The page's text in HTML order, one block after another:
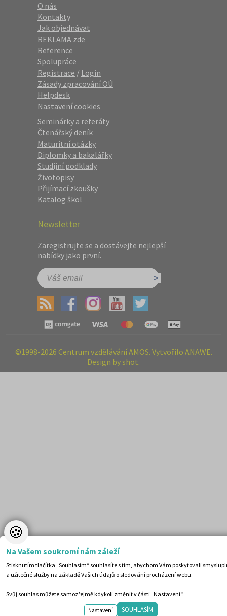
Cena: 219 Kč(běžná cena 229 Kč)
OBJEDNAT
CHCI SE ZEPTAT
O nás
Kontakty
Jak objednávat
REKLAMA zde
Reference
Spolupráce
Registrace / Login
Zásady zpracování OÚ
Helpdesk
Nastavení cookies
Seminárky a referáty
Čtenářský deník
Maturitní otázky
Diplomky a bakalářky
Studijní podklady
Životopisy
Přijímací zkoušky
Katalog škol
Newsletter
Zaregistrujte se a dostávejte nejlepší
nabídky jako první.
©1998-2026 Centrum vzdělávání AMOS. Vytvořilo ANAWE.
Design by shot.
🍪
Na Vašem soukromí nám záleží
Stisknutím tlačítka „Souhlasím“ souhlasíte s tím, abychom Vám poskytovali
a užitečné služby na základě Vašich údajů o sledování procházení webu.
Svůj souhlas můžete samozřejmě kdykoli změnit v části „Nastavení“.
Nastavení SOUHLASÍM